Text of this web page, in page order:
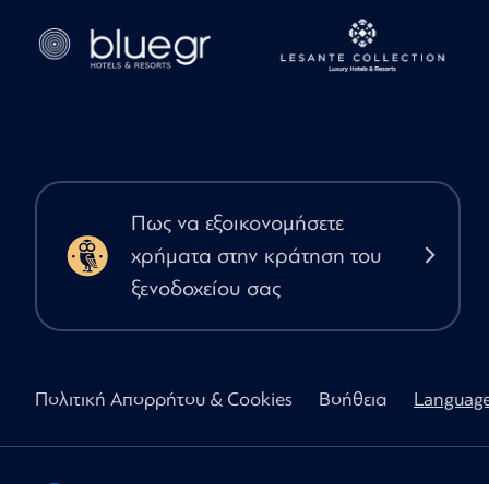
Πως να εξοικονομήσετε
χρήματα στην κράτηση του
ξενοδοχείου σας
Πολιτική Απορρήτου & Cookies Βοήθεια